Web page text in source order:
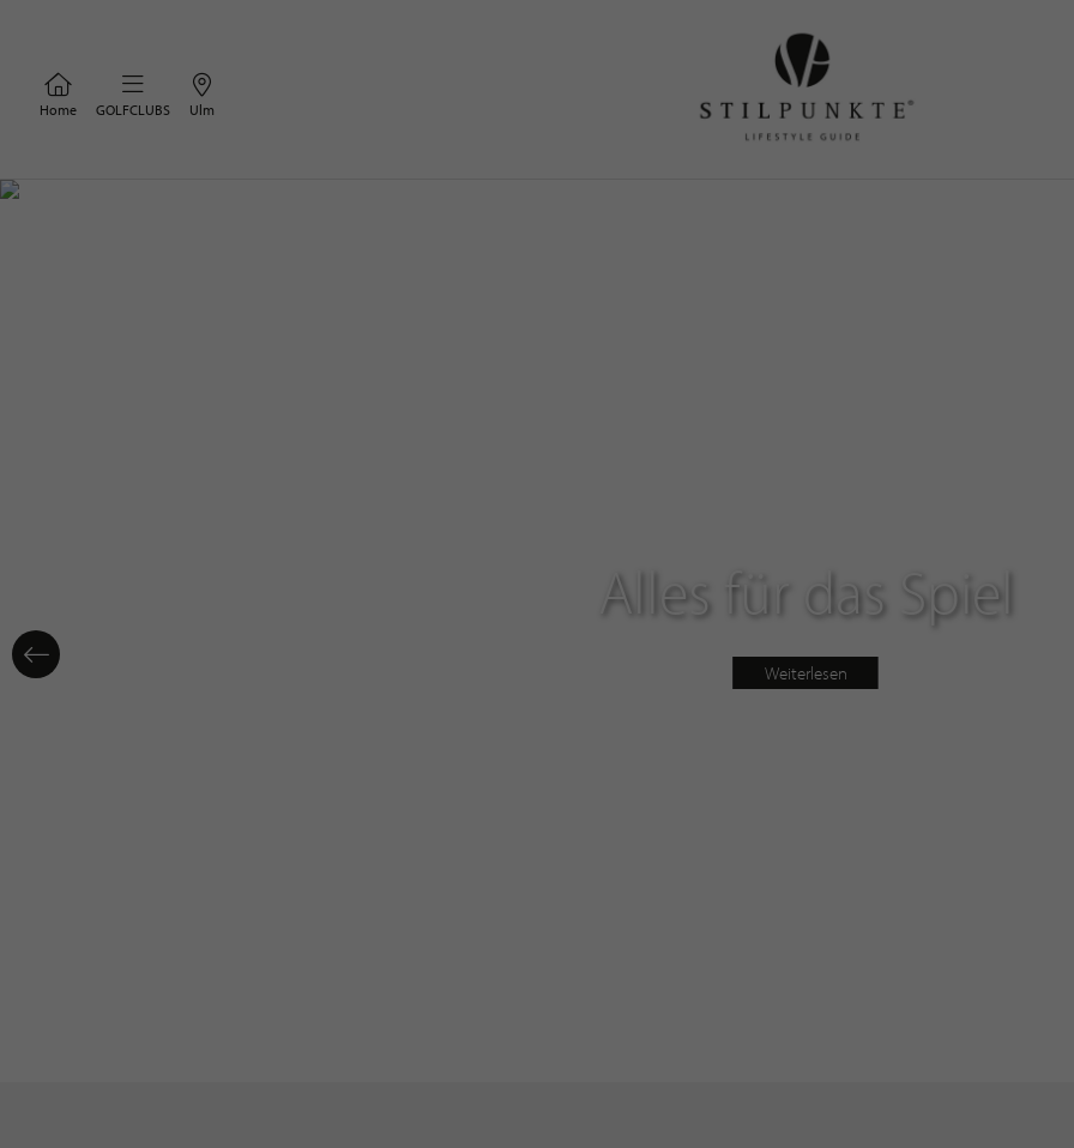
Home GOLFCLUBS Ulm
Alles für das Spiel
Weiterlesen